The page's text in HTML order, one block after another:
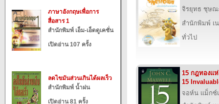
ภาษาอังกฤษเพื่อการ
สื่อสาร 1
สำนักพิมพ์ เอ็ม-เอ็ดดูเคชั่น
เปิดอ่าน 107 ครั้ง
ลดไขมันส่วนเกินได้ผลเร็ว
สำนักพิมพ์ น้ำฝน
เปิดอ่าน 81 ครั้ง
จิรยุทธ ชุษณ
สำนักพิมพ์ เ
ทั่วไป
15 กฎทองแ
15
จอห์น แม็กซ์